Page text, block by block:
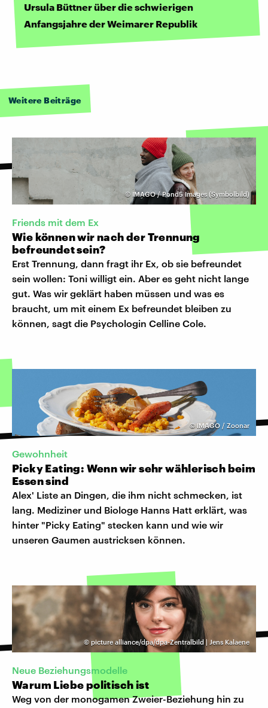
Ursula Büttner über die schwierigen
Anfangsjahre der Weimarer Republik
Weitere Beiträge
© IMAGO / Pond5 Images (Symbolbild)
Friends mit dem Ex
Wie können wir nach der Trennung
befreundet sein?
Erst Trennung, dann fragt ihr Ex, ob sie befreundet
sein wollen: Toni willigt ein. Aber es geht nicht lange
gut. Was wir geklärt haben müssen und was es
braucht, um mit einem Ex befreundet bleiben zu
können, sagt die Psychologin Celline Cole.
©IMAGO / Zoonar
Gewohnheit
Picky Eating: Wenn wir sehr wählerisch beim
Essen sind
Alex' Liste an Dingen, die ihm nicht schmecken, ist
lang. Mediziner und Biologe Hanns Hatt erklärt, was
hinter "Picky Eating" stecken kann und wie wir
unseren Gaumen austricksen können.
© picture alliance/dpa/dpa-Zentralbild | Jens Kalaene
Neue Beziehungsmodelle
Warum Liebe politisch ist
Weg von der monogamen Zweier-Beziehung hin zu